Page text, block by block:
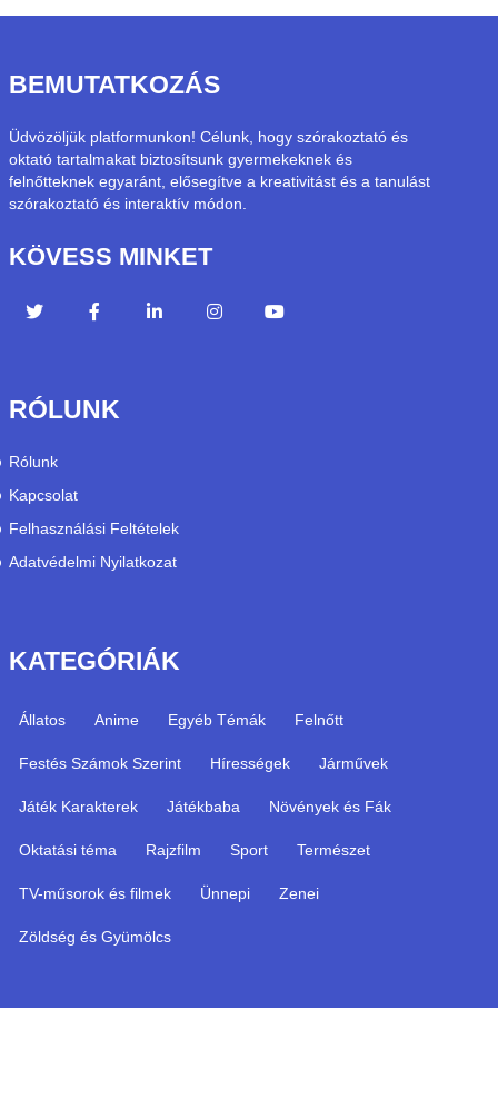
BEMUTATKOZÁS
Üdvözöljük platformunkon! Célunk, hogy szórakoztató és
oktató tartalmakat biztosítsunk gyermekeknek és
felnőtteknek egyaránt, elősegítve a kreativitást és a tanulást
szórakoztató és interaktív módon.
KÖVESS MINKET
RÓLUNK
Rólunk
Kapcsolat
Felhasználási Feltételek
Adatvédelmi Nyilatkozat
KATEGÓRIÁK
Állatos Anime Egyéb Témák Felnőtt
Festés Számok Szerint Hírességek Járművek
Játék Karakterek Játékbaba Növények és Fák
Oktatási téma Rajzfilm Sport Természet
TV-műsorok és filmek Ünnepi Zenei
Zöldség és Gyümölcs